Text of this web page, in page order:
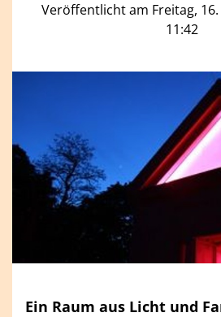
Veröffentlicht am Freitag,
11:42
Ein Raum aus Licht und